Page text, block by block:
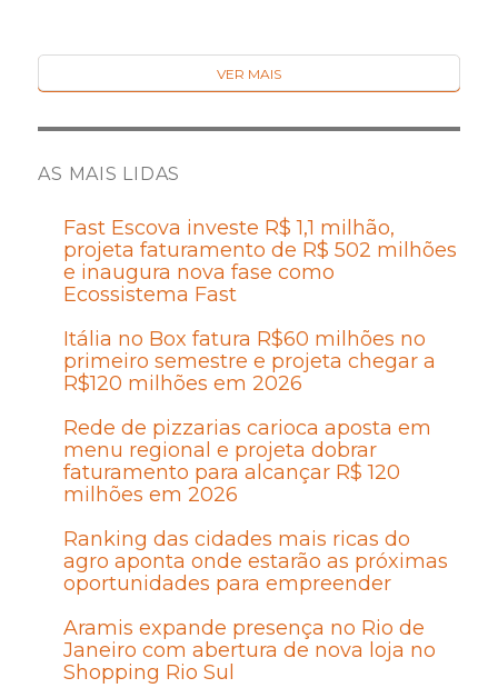
VER MAIS
AS MAIS LIDAS
Fast Escova investe R$ 1,1 milhão,
projeta faturamento de R$ 502 milhões
e inaugura nova fase como
Ecossistema Fast
Itália no Box fatura R$60 milhões no
primeiro semestre e projeta chegar a
R$120 milhões em 2026
Rede de pizzarias carioca aposta em
menu regional e projeta dobrar
faturamento para alcançar R$ 120
milhões em 2026
Ranking das cidades mais ricas do
agro aponta onde estarão as próximas
oportunidades para empreender
Aramis expande presença no Rio de
Janeiro com abertura de nova loja no
Shopping Rio Sul